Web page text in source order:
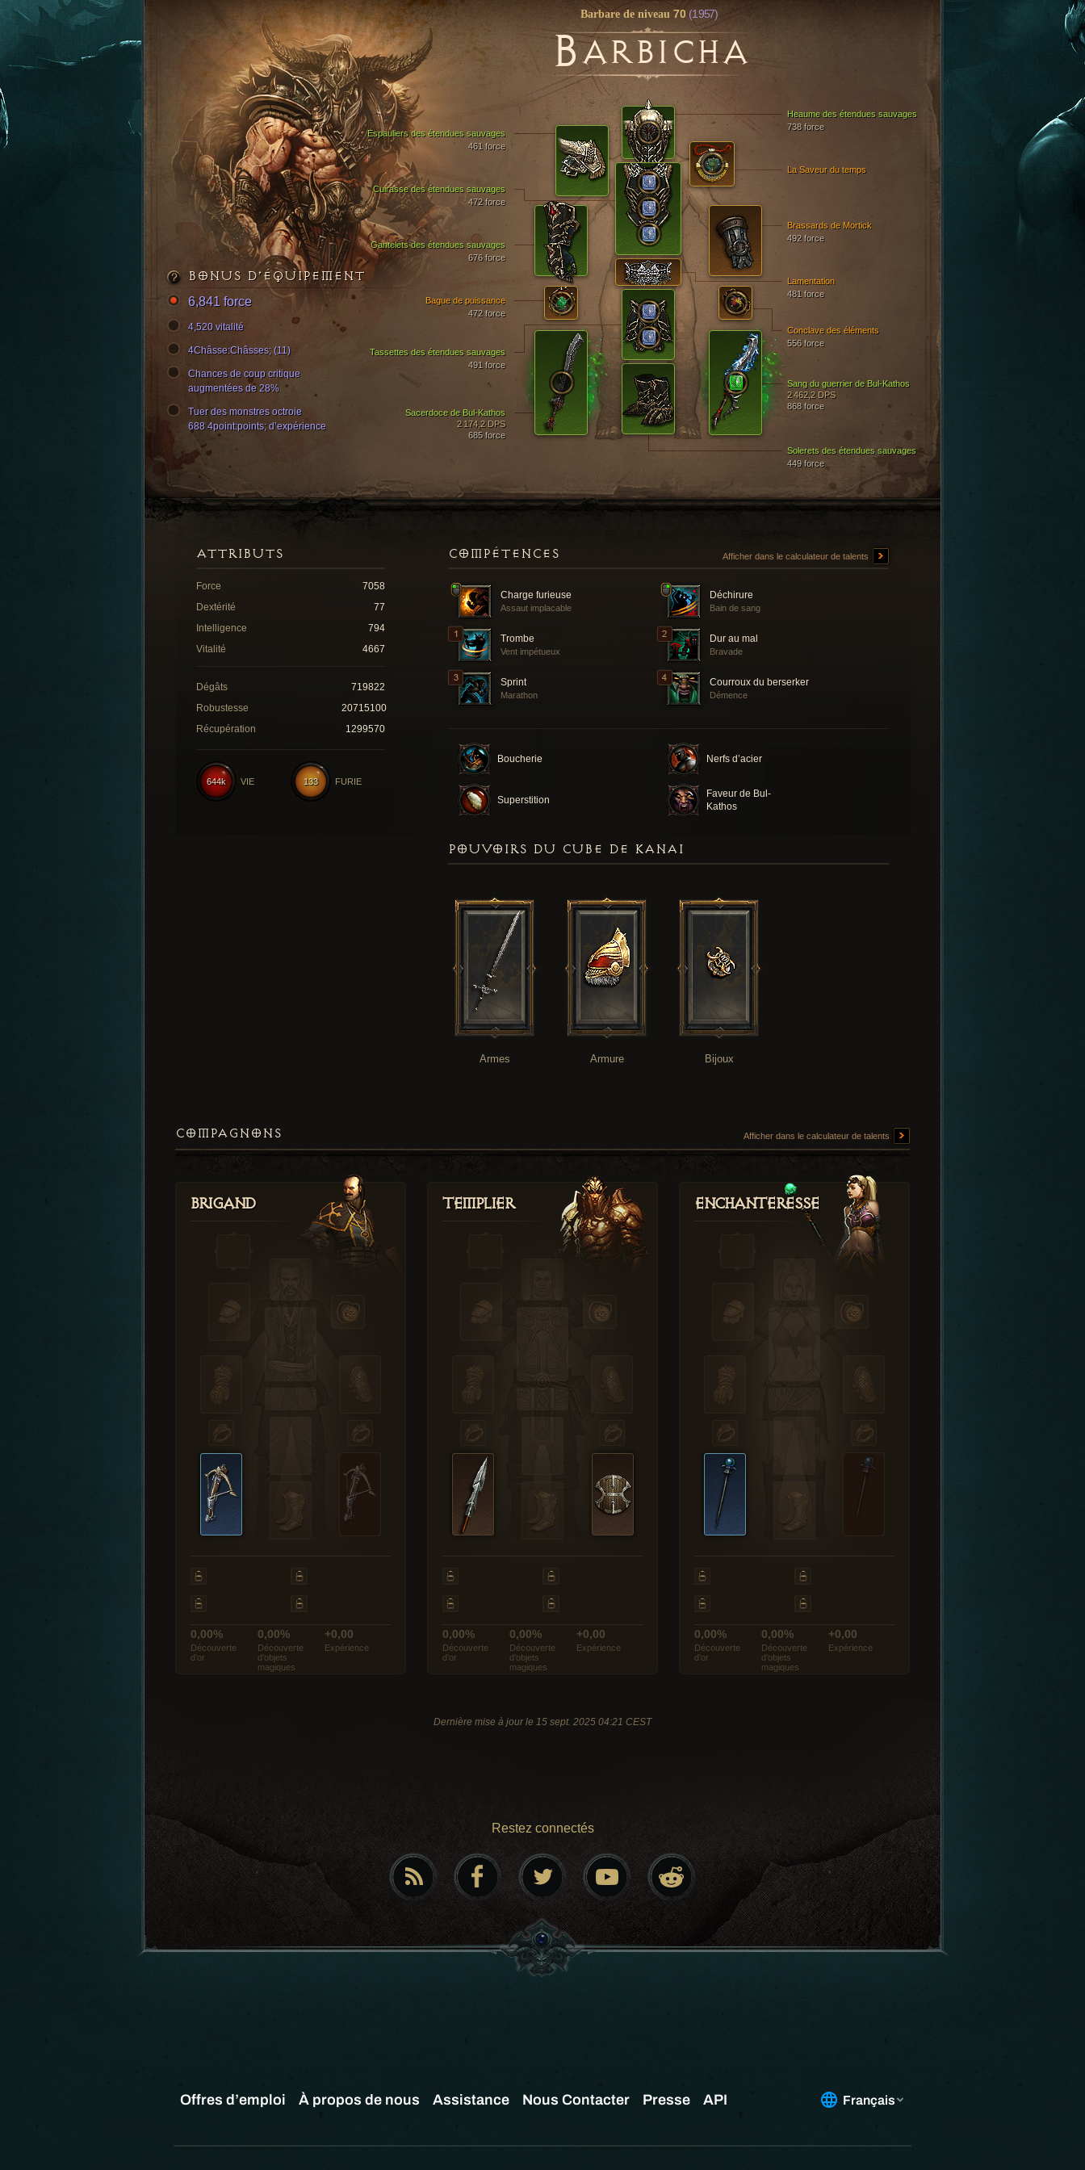
Barbare de niveau70 (1 957)
BARBICHA
Heaume des étendues sauvages
738 force
Cuirasse des étendues sauvages
472 force
Solerets des étendues sauvages
449 force
Gantelets des étendues sauvages
676 force
Espauliers des étendues sauvages
461 force
Tassettes des étendues sauvages
491 force
Brassards de Mortick
492 force
Sacerdoce de Bul-Kathos
2 174,2 DPS
685 force
Sang du guerrier de Bul-Kathos
2 462,2 DPS
868 force
Lamentation
481 force
Conclave des éléments
556 force
Bague de puissance
472 force
La Saveur du temps
BONUS D’ÉQUIPEMENT
6,841 force
4,520 vitalité
4Châsse:Châsses; (11)
Chances de coup critique
augmentées de 28%
Tuer des monstres octroie
688 4point:points; d’expérience
COMPÉTENCES Afficher dans le calculateur de talents
Charge furieuse
Assaut implacable
Déchirure
Bain de sang
Trombe
Vent impétueux
Dur au mal
Bravade
Sprint
Marathon
Courroux du berserker
Démence
Boucherie Nerfs d’acier
Superstition
Faveur de Bul-
Kathos
ATTRIBUTS
Force
7058
Dextérité
77
Intelligence
794
Vitalité
4667
Dégâts
719822
Robustesse
20715100
Récupération
1299570
133 FURIE
644k VIE
POUVOIRS DU CUBE DE KANAI
Armes Armure Bijoux
COMPAGNONS Afficher dans le calculateur de talents
Brigand
0,00%
Découverte
d’or
0,00%
Découverte
d’objets
magiques
+0,00
Expérience
Templier
0,00%
Découverte
d’or
0,00%
Découverte
d’objets
magiques
+0,00
Expérience
Enchanteresse
0,00%
Découverte
d’or
0,00%
Découverte
d’objets
magiques
+0,00
Expérience
Dernière mise à jour le 15 sept. 2025 04:21 CEST
Restez connectés